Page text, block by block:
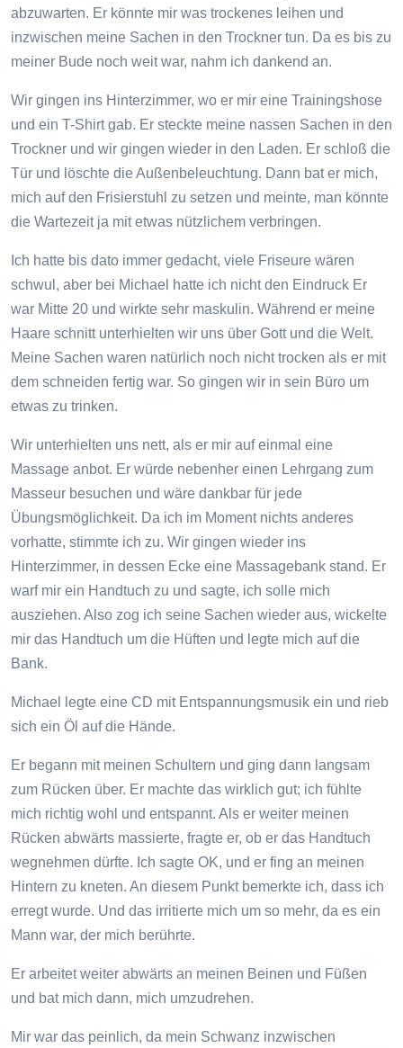
abzuwarten. Er könnte mir was trockenes leihen und
inzwischen meine Sachen in den Trockner tun. Da es bis zu
meiner Bude noch weit war, nahm ich dankend an.
Wir gingen ins Hinterzimmer, wo er mir eine Trainingshose
und ein T-Shirt gab. Er steckte meine nassen Sachen in den
Trockner und wir gingen wieder in den Laden. Er schloß die
Tür und löschte die Außenbeleuchtung. Dann bat er mich,
mich auf den Frisierstuhl zu setzen und meinte, man könnte
die Wartezeit ja mit etwas nützlichem verbringen.
Ich hatte bis dato immer gedacht, viele Friseure wären
schwul, aber bei Michael hatte ich nicht den Eindruck Er
war Mitte 20 und wirkte sehr maskulin. Während er meine
Haare schnitt unterhielten wir uns über Gott und die Welt.
Meine Sachen waren natürlich noch nicht trocken als er mit
dem schneiden fertig war. So gingen wir in sein Büro um
etwas zu trinken.
Wir unterhielten uns nett, als er mir auf einmal eine
Massage anbot. Er würde nebenher einen Lehrgang zum
Masseur besuchen und wäre dankbar für jede
Übungsmöglichkeit. Da ich im Moment nichts anderes
vorhatte, stimmte ich zu. Wir gingen wieder ins
Hinterzimmer, in dessen Ecke eine Massagebank stand. Er
warf mir ein Handtuch zu und sagte, ich solle mich
ausziehen. Also zog ich seine Sachen wieder aus, wickelte
mir das Handtuch um die Hüften und legte mich auf die
Bank.
Michael legte eine CD mit Entspannungsmusik ein und rieb
sich ein Öl auf die Hände.
Er begann mit meinen Schultern und ging dann langsam
zum Rücken über. Er machte das wirklich gut; ich fühlte
mich richtig wohl und entspannt. Als er weiter meinen
Rücken abwärts massierte, fragte er, ob er das Handtuch
wegnehmen dürfte. Ich sagte OK, und er fing an meinen
Hintern zu kneten. An diesem Punkt bemerkte ich, dass ich
erregt wurde. Und das irritierte mich um so mehr, da es ein
Mann war, der mich berührte.
Er arbeitet weiter abwärts an meinen Beinen und Füßen
und bat mich dann, mich umzudrehen.
Mir war das peinlich, da mein Schwanz inzwischen